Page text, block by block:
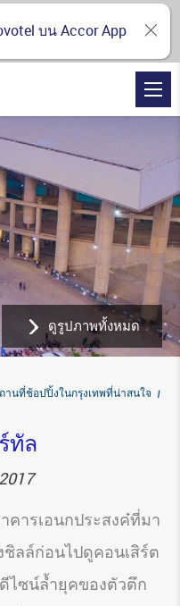
ดูรูปภาพทั้งหมด
านที่ช้อปปิ้งในกรุงเทพที่น่าสนใจ
ทัล
รเอนกประสงค๋ที่มา
ลล์ก่อนไปดูคอนเสิร์ต
ไซน์ล้ำยุคของตัวตึก
บน Accor App